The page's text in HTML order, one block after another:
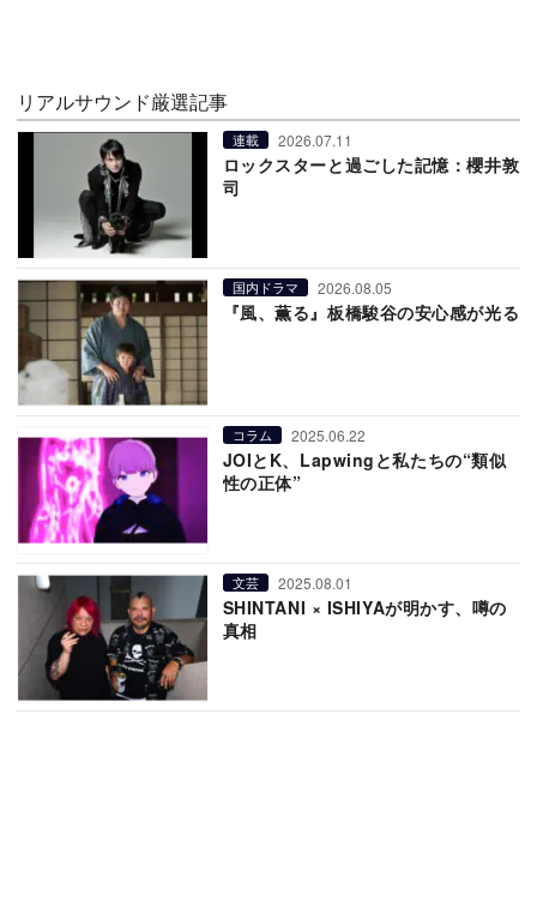
リアルサウンド厳選記事
連載 2026.07.11
ロックスターと過ごした記憶：櫻井敦
司
国内ドラマ 2026.08.05
『風、薫る』板橋駿谷の安心感が光る
コラム 2025.06.22
JOIとK、Lapwingと私たちの“類似
性の正体”
文芸 2025.08.01
SHINTANI × ISHIYAが明かす、噂の
真相